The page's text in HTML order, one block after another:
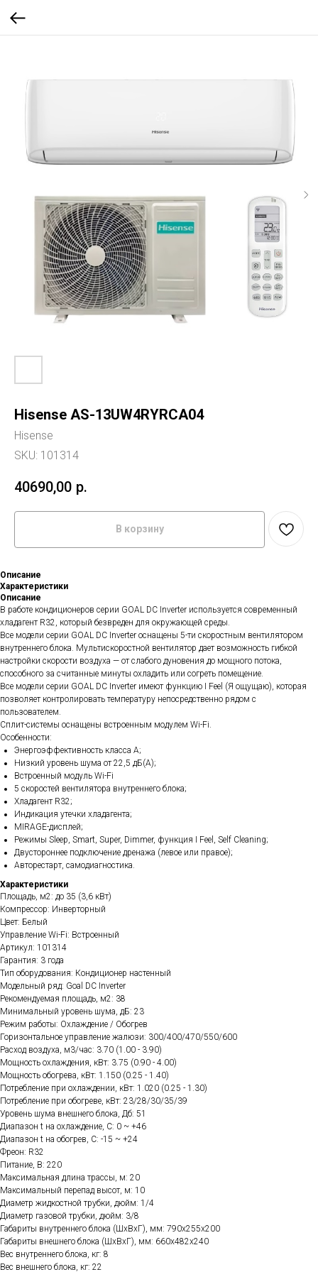
Hisense AS-13UW4RYRCA04
Hisense
SKU: 101314
40690,00 р.
В корзину
Описание
Характеристики
Описание
В работе кондиционеров серии GOAL DC Inverter используется современный
хладагент R32, который безвреден для окружающей среды.
Все модели серии GOAL DC Inverter оснащены 5-ти скоростным вентилятором
внутреннего блока. Мультискоростной вентилятор дает возможность гибкой
настройки скорости воздуха — от слабого дуновения до мощного потока,
способного за считанные минуты охладить или согреть помещение.
Все модели серии GOAL DC Inverter имеют функцию I Feel (Я ощущаю), которая
позволяет контролировать температуру непосредственно рядом с
пользователем.
Сплит-системы оснащены встроенным модулем Wi-Fi.
Особенности:
Энергоэффективность класса А;
Низкий уровень шума от 22,5 дБ(А);
Встроенный модуль Wi-Fi
5 скоростей вентилятора внутреннего блока;
Хладагент R32;
Индикация утечки хладагента;
MIRAGE-дисплей;
Режимы Sleep, Smart, Super, Dimmer, функция I Feel, Self Cleaning;
Двустороннее подключение дренажа (левое или правое);
Авторестарт, самодиагностика.
Характеристики
Площадь, м2: до 35 (3,6 кВт)
Компрессор: Инверторный
Цвет: Белый
Управление Wi-Fi: Встроенный
Артикул: 101314
Гарантия: 3 года
Тип оборудования: Кондиционер настенный
Модельный ряд: Goal DC Inverter
Рекомендуемая площадь, м2: 38
Минимальный уровень шума, дБ: 23
Режим работы: Охлаждение / Обогрев
Горизонтальное управление жалюзи: 300/400/470/550/600
Расход воздуха, м3/час: 3.70 (1.00 - 3.90)
Мощность охлаждения, кВт: 3.75 (0.90 - 4.00)
Мощность обогрева, кВт: 1.150 (0.25 - 1.40)
Потребление при охлаждении, кВт: 1.020 (0.25 - 1.30)
Потребление при обогреве, кВт: 23/28/30/35/39
Уровень шума внешнего блока, Дб: 51
Диапазон t на охлаждение, C: 0 ~ +46
Диапазон t на обогрев, C: -15 ~ +24
Фреон: R32
Питание, В: 220
Максимальная длина трассы, м: 20
Максимальный перепад высот, м: 10
Диаметр жидкостной трубки, дюйм: 1/4
Диаметр газовой трубки, дюйм: 3/8
Габариты внутреннего блока (ШхВхГ), мм: 790x255x200
Габариты внешнего блока (ШхВхГ), мм: 660x482x240
Вес внутреннего блока, кг: 8
Вес внешнего блока, кг: 22